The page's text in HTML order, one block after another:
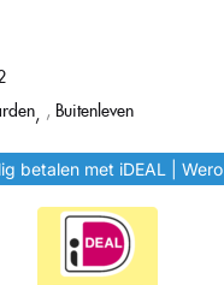
, Buitenleven
betalen met iDEAL | Wero